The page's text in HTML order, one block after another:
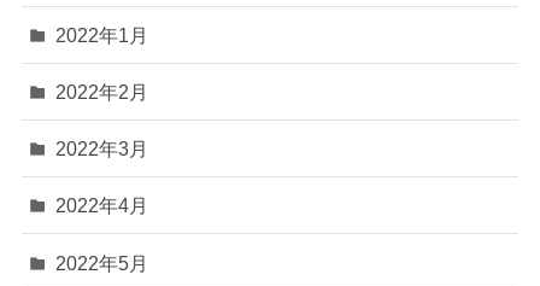
2022年1月
2022年2月
2022年3月
2022年4月
2022年5月